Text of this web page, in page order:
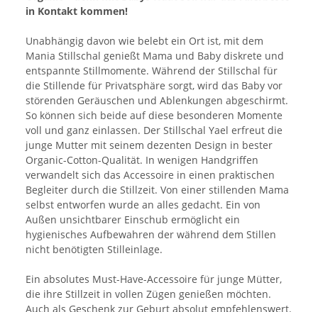
in Kontakt kommen!
Unabhängig davon wie belebt ein Ort ist, mit dem
Mania Stillschal genießt Mama und Baby diskrete und
entspannte Stillmomente. Während der Stillschal für
die Stillende für Privatsphäre sorgt, wird das Baby vor
störenden Geräuschen und Ablenkungen abgeschirmt.
So können sich beide auf diese besonderen Momente
voll und ganz einlassen. Der Stillschal Yael erfreut die
junge Mutter mit seinem dezenten Design in bester
Organic-Cotton-Qualität. In wenigen Handgriffen
verwandelt sich das Accessoire in einen praktischen
Begleiter durch die Stillzeit. Von einer stillenden Mama
selbst entworfen wurde an alles gedacht. Ein von
Außen unsichtbarer Einschub ermöglicht ein
hygienisches Aufbewahren der während dem Stillen
nicht benötigten Stilleinlage.
Ein absolutes Must-Have-Accessoire für junge Mütter,
die ihre Stillzeit in vollen Zügen genießen möchten.
Auch als Geschenk zur Geburt absolut empfehlenswert.